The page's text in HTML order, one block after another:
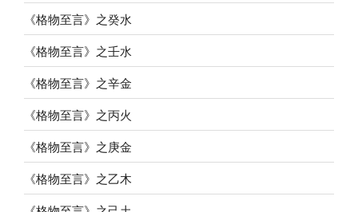
《格物至言》之癸水
《格物至言》之壬水
《格物至言》之辛金
《格物至言》之丙火
《格物至言》之庚金
《格物至言》之乙木